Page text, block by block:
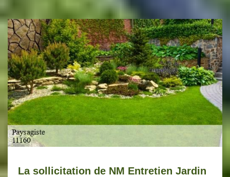
La sollicitation de NM Entretien Jardin